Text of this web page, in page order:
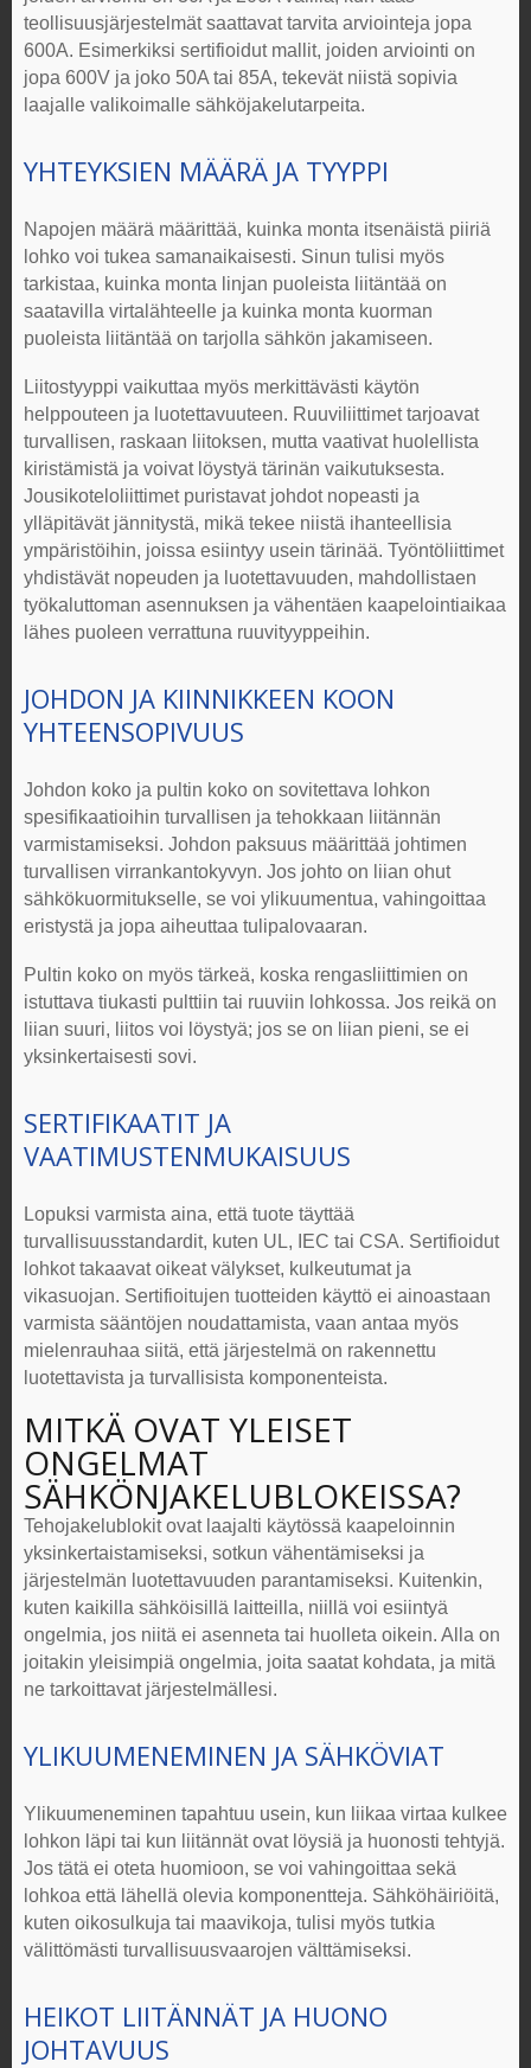
teollisuusjärjestelmät saattavat tarvita arviointeja jopa
600A. Esimerkiksi sertifioidut mallit, joiden arviointi on
jopa 600V ja joko 50A tai 85A, tekevät niistä sopivia
laajalle valikoimalle sähköjakelutarpeita.
YHTEYKSIEN MÄÄRÄ JA TYYPPI
Napojen määrä määrittää, kuinka monta itsenäistä piiriä
lohko voi tukea samanaikaisesti. Sinun tulisi myös
tarkistaa, kuinka monta linjan puoleista liitäntää on
saatavilla virtalähteelle ja kuinka monta kuorman
puoleista liitäntää on tarjolla sähkön jakamiseen.
Liitostyyppi vaikuttaa myös merkittävästi käytön
helppouteen ja luotettavuuteen. Ruuviliittimet tarjoavat
turvallisen, raskaan liitoksen, mutta vaativat huolellista
kiristämistä ja voivat löystyä tärinän vaikutuksesta.
Jousikoteloliittimet puristavat johdot nopeasti ja
ylläpitävät jännitystä, mikä tekee niistä ihanteellisia
ympäristöihin, joissa esiintyy usein tärinää. Työntöliittimet
yhdistävät nopeuden ja luotettavuuden, mahdollistaen
työkaluttoman asennuksen ja vähentäen kaapelointiaikaa
lähes puoleen verrattuna ruuvityyppeihin.
JOHDON JA KIINNIKKEEN KOON
YHTEENSOPIVUUS
Johdon koko ja pultin koko on sovitettava lohkon
spesifikaatioihin turvallisen ja tehokkaan liitännän
varmistamiseksi. Johdon paksuus määrittää johtimen
turvallisen virrankantokyvyn. Jos johto on liian ohut
sähkökuormitukselle, se voi ylikuumentua, vahingoittaa
eristystä ja jopa aiheuttaa tulipalovaaran.
Pultin koko on myös tärkeä, koska rengasliittimien on
istuttava tiukasti pulttiin tai ruuviin lohkossa. Jos reikä on
liian suuri, liitos voi löystyä; jos se on liian pieni, se ei
yksinkertaisesti sovi.
SERTIFIKAATIT JA
VAATIMUSTENMUKAISUUS
Lopuksi varmista aina, että tuote täyttää
turvallisuusstandardit, kuten UL, IEC tai CSA. Sertifioidut
lohkot takaavat oikeat välykset, kulkeutumat ja
vikasuojan. Sertifioitujen tuotteiden käyttö ei ainoastaan
varmista sääntöjen noudattamista, vaan antaa myös
mielenrauhaa siitä, että järjestelmä on rakennettu
luotettavista ja turvallisista komponenteista.
MITKÄ OVAT YLEISET
ONGELMAT
SÄHKÖNJAKELUBLOKEISSA?
Tehojakelublokit ovat laajalti käytössä kaapeloinnin
yksinkertaistamiseksi, sotkun vähentämiseksi ja
järjestelmän luotettavuuden parantamiseksi. Kuitenkin,
kuten kaikilla sähköisillä laitteilla, niillä voi esiintyä
ongelmia, jos niitä ei asenneta tai huolleta oikein. Alla on
joitakin yleisimpiä ongelmia, joita saatat kohdata, ja mitä
ne tarkoittavat järjestelmällesi.
YLIKUUMENEMINEN JA SÄHKÖVIAT
Ylikuumeneminen tapahtuu usein, kun liikaa virtaa kulkee
lohkon läpi tai kun liitännät ovat löysiä ja huonosti tehtyjä.
Jos tätä ei oteta huomioon, se voi vahingoittaa sekä
lohkoa että lähellä olevia komponentteja. Sähköhäiriöitä,
kuten oikosulkuja tai maavikoja, tulisi myös tutkia
välittömästi turvallisuusvaarojen välttämiseksi.
HEIKOT LIITÄNNÄT JA HUONO
JOHTAVUUS